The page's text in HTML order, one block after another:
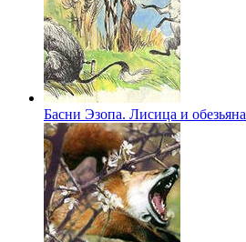
Басни Эзопа. Лисица и обезьяна